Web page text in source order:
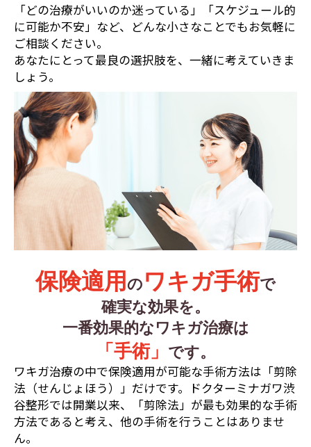
「どの治療がいいのか迷っている」「スケジュール的
に可能か不安」など、どんな小さなことでもお気軽に
ご相談ください。
あなたにとって最良の選択肢を、一緒に考えていきま
しょう。
保険適用のワキガ手術で
確実な効果を。
一番効果的なワキガ治療は
「手術」 です。
ワキガ治療の中で保険適用が可能な手術方法は「剪除
法（せんじょほう）」だけです。ドクターミナガワ渋
谷整形では開業以来、「剪除法」が最も効果的な手術
方法であると考え、他の手術を行うことはありませ
ん。